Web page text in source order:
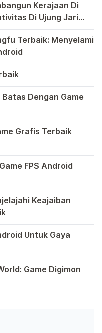
akses cepat
harus membuka
terlebih dahulu.
Kerajaan Di
Di Ujung Jari
telah menjadi bagian
Terbaik: Menyelami
pengalaman yang
dengan berbagai jenis
Dengan Game
ada satu genre
Grafis Terbaik
kita bermain game,
FPS Android
di era digital saat ini,
Keajaiban
escape telah mencuri
Untuk Gaya
wadah kreativitas
Game Digimon